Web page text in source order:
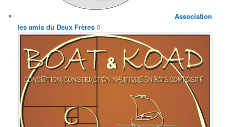
Association
les amis du Deux Frères 0